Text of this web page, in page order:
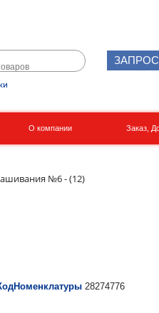
О компании Заказ,
№6 - (12)
28274776